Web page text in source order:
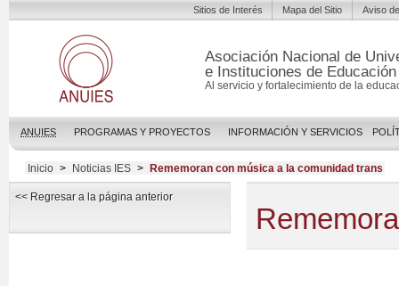
Asociación Nacional de
e Instituciones de
Al servicio y fortalecimiento de la
ANUIES PROGRAMAS Y PROYECTOS INFORMACIÓN Y SERVICIOS
Sitios de Interés Mapa del Sitio Aviso
Inicio > Noticias IES > Rememoran con música a la comunidad trans
<< Regresar a la página anterior